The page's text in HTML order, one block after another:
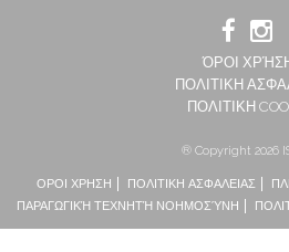
ΌΡΟΙ
ΠΟΛΙΤΙΚΗ
ΠΟΛΙΤΙΚΗ
® Copyright 2026
ΟΡΟΙ ΧΡΗΣΗ ΠΟΛΙΤΙΚΗ ΑΣΦΑΛΕΙΑΣ
ΠΑΡΑΓΩΓΙΚΉ ΤΕΧΝΗΤΉ ΝΟΗΜΟΣΎΝΗ